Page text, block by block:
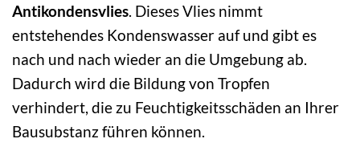
Antikondensvlies . Dieses Vlies nimmt
entstehendes Kondenswasser auf und gibt es
nach und nach wieder an die Umgebung ab.
Dadurch wird die Bildung von Tropfen
verhindert, die zu Feuchtigkeitsschäden an Ihrer
Bausubstanz führen können.